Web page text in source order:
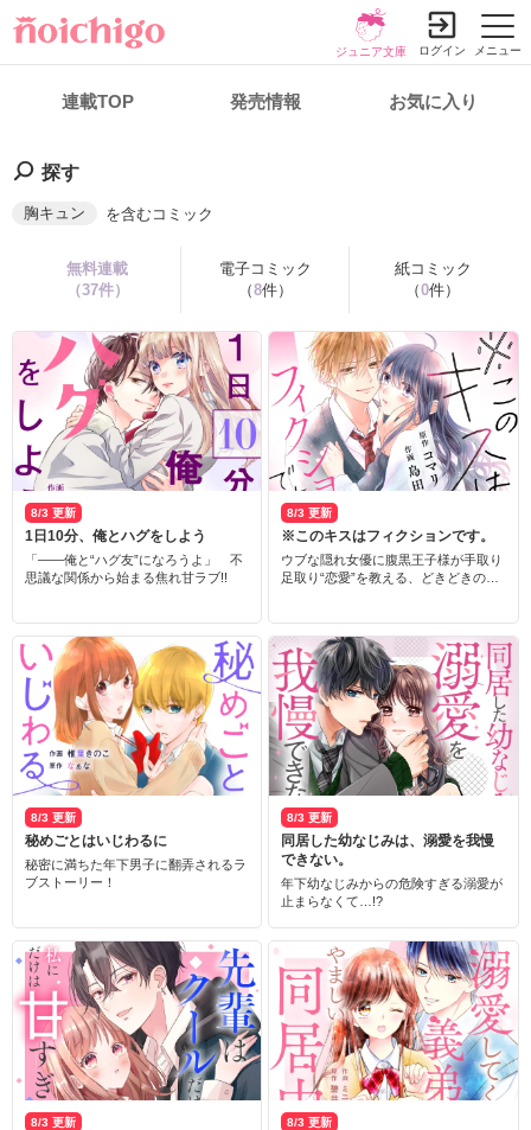
メニュー
ジュニア文庫 ログイン
連載TOP 発売情報 お気に入り
探す
胸キュン を含むコミック
無料連載
（37件）
電子コミック
（8件）
紙コミック
（0件）
8/3 更新
1日10分、俺とハグをしよう
「――俺と“ハグ友”になろうよ」 不
思議な関係から始まる焦れ甘ラブ!!
8/3 更新
※このキスはフィクションです。
ウブな隠れ女優に腹黒王子様が手取り
足取り“恋愛”を教える、どきどきのフ
8/3 更新
秘めごとはいじわるに
秘密に満ちた年下男子に翻弄されるラ
ブストーリー！
8/3 更新
同居した幼なじみは、溺愛を我慢
できない。
年下幼なじみからの危険すぎる溺愛が
止まらなくて…!?
8/3 更新 8/3 更新